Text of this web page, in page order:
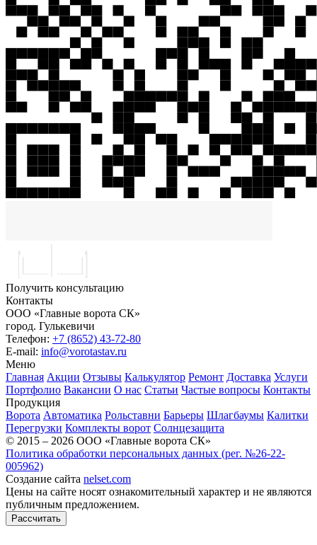
Получить консультацию
Контакты
ООО «Главные ворота СК»
город. Гулькевичи
Телефон: +7 (8652) 43-72-80
E-mail: info@vorotastav.ru
Меню
Главная Акции Отзывы Калькулятор Ремонт Доставка Услуги
Портфолио Вакансии О нас Статьи Частые вопросы Контакты
Продукция
Ворота Автоматика Рольставни Барьеры Шлагбаумы Калитки
Перегрузки Комплекты ворот Солнцезащита
© 2015 – 2026 ООО «Главные ворота СК»
Политика обработки персональных данных (рег. №26-22-
005962)
Создание сайта nelset.com
Цены на сайте носят ознакомительный характер и не являются
публичным предложением.
Рассчитать